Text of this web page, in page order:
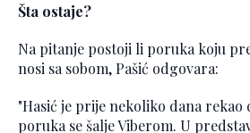
Šta ostaje?
Na pitanje postoji li poruka koju
nosi sa sobom, Pašić odgovara:
"Hasić je prije nekoliko dana rekao
poruka se šalje Viberom. U